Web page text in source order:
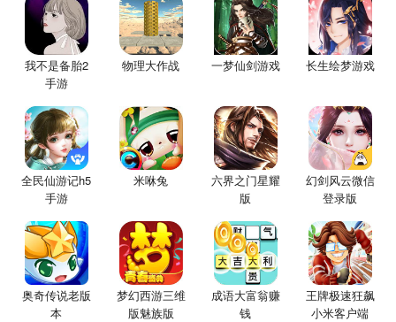
我不是备胎2
手游
物理大作战 一梦仙剑游戏 长生绘梦游戏
全民仙游记h5
手游
米咻兔
六界之门星耀
版
幻剑风云微信
登录版
奥奇传说老版
本
梦幻西游三维
版魅族版
成语大富翁赚
钱
王牌极速狂飙
小米客户端